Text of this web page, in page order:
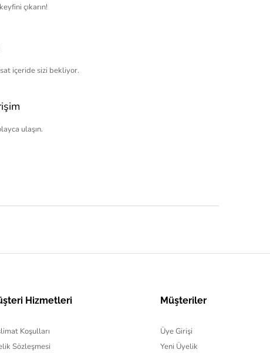
çıkarın!
içeride sizi bekliyor.
ulaşın.
Hizmetleri
Koşulları
Sözleşmesi
Müşteriler
Üye Girişi
Yeni Üyelik